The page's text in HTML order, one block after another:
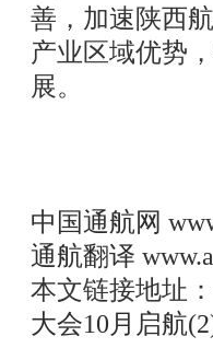
善，加速陕西
产业区域优势
展。
中国通航网
通航翻译
本文链接地址：
大会10月启航